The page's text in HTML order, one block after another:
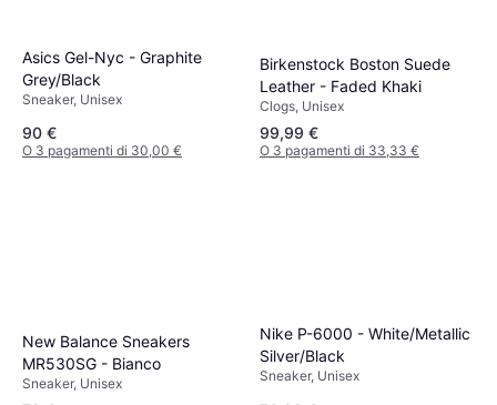
Asics Gel-Nyc - Graphite
Grey/Black
Sneaker, Unisex
90 €
O 3 pagamenti di 30,00 €
Birkenstock Boston Suede
Leather - Faded Khaki
Clogs, Unisex
99,99 €
O 3 pagamenti di 33,33 €
New Balance Sneakers
MR530SG - Bianco
Sneaker, Unisex
Nike P-6000 - White/Metallic
Silver/Black
Sneaker, Unisex